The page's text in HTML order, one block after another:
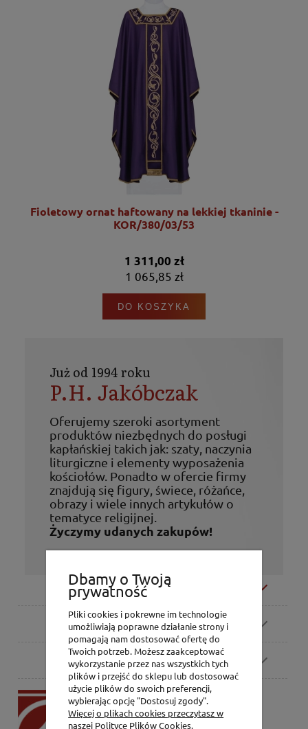
Fioletowy ornat haftowany na lekkiej tkaninie -
KOR/380/03/53
1 311,00 zł
1 065,85 zł
DO KOSZYKA
Już od 1994 roku
P.H. Jakóbczak
Oferujemy szeroki asortyment
produktów niezbędnych do posługi
kapłańskiej takich jak: szaty, naczynia
liturgiczne i elementy wyposażenia
kościołów. Ponadto w ofercie firmy
znajdują się figury, świece, różańce,
obrazy i wiele innych artykułów o
tematyce religijnej.
Życzymy udanych zakupów!
Moje konto
Zamówienia
Pomoc
P.H. Jakóbczak
Dorota Jakóbczak
Bialska 2/4,
Dbamy o Twoją
prywatność
Pliki cookies i pokrewne im technologie
umożliwiają poprawne działanie strony i
pomagają nam dostosować ofertę do
Twoich potrzeb. Możesz zaakceptować
wykorzystanie przez nas wszystkich tych
plików i przejść do sklepu lub dostosować
użycie plików do swoich preferencji,
wybierając opcję "Dostosuj zgody".
Więcej o plikach cookies przeczytasz w
naszej Polityce Plików Cookies.